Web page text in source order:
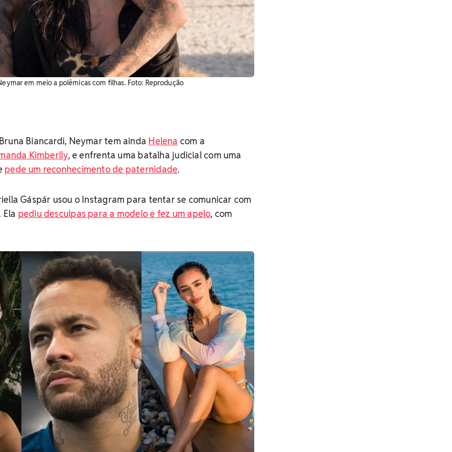
em meio a polêmicas com filhas. Foto: Reprodução
Biancardi, Neymar tem ainda Helena com a
Kimberlly, e enfrenta uma batalha judicial com uma
pede um reconhecimento de paternidade.
Gáspár usou o Instagram para tentar se comunicar com
pediu desculpas para a modelo e fez um apelo, com